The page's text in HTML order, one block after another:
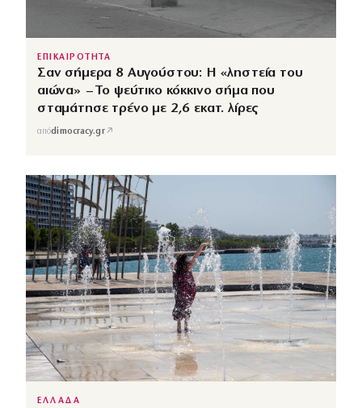
ΕΠΙΚΑΙΡΟΤΗΤΑ
Σαν σήμερα 8 Αυγούστου: Η «ληστεία του
αιώνα» – Το ψεύτικο κόκκινο σήμα που
σταμάτησε τρένο με 2,6 εκατ. λίρες
απόdimocracy.gr↗
ΕΛΛΑΔΑ